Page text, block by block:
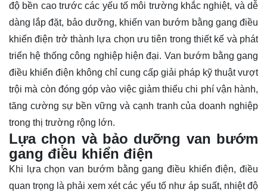
độ bền cao trước các yếu tố môi trường khắc nghiệt, và dễ
dàng lắp đặt, bảo dưỡng, khiến van bướm bằng gang điều
khiển điện trở thành lựa chọn ưu tiên trong thiết kế và phát
triển hệ thống công nghiệp hiện đại. Van bướm bằng gang
điều khiển điện không chỉ cung cấp giải pháp kỹ thuật vượt
trội mà còn đóng góp vào việc giảm thiểu chi phí vận hành,
tăng cường sự bền vững và cạnh tranh của doanh nghiệp
trong thị trường rộng lớn.
Lựa chọn và bảo dưỡng van bướm
gang điều khiển điện
Khi lựa chọn van bướm bằng gang điều khiển điện, điều
quan trọng là phải xem xét các yếu tố như áp suất, nhiệt độ